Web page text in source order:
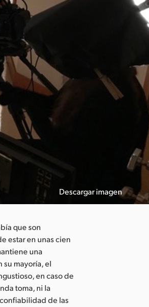
Descargar imagen
que son
estar en unas cien
una
su mayoría, el
en caso de
toma, ni la
de las